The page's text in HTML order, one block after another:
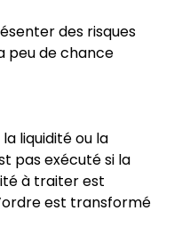
des risques
peu de chance
liquidité ou la
pas exécuté si la
à traiter est
est transformé